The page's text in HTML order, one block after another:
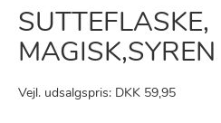
SUTTEFLASKE,
MAGISK,SYREN
Vejl. udsalgspris: DKK 59,95